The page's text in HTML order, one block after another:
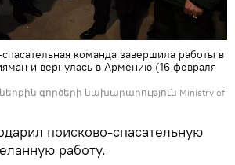
команда завершила работы в
и вернулась в Армению (16 февраля
ներքին գործերի նախարարություն Ministry of
поисково-спасательную
работу.